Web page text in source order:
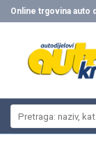
Skip
to
Online trgovina auto